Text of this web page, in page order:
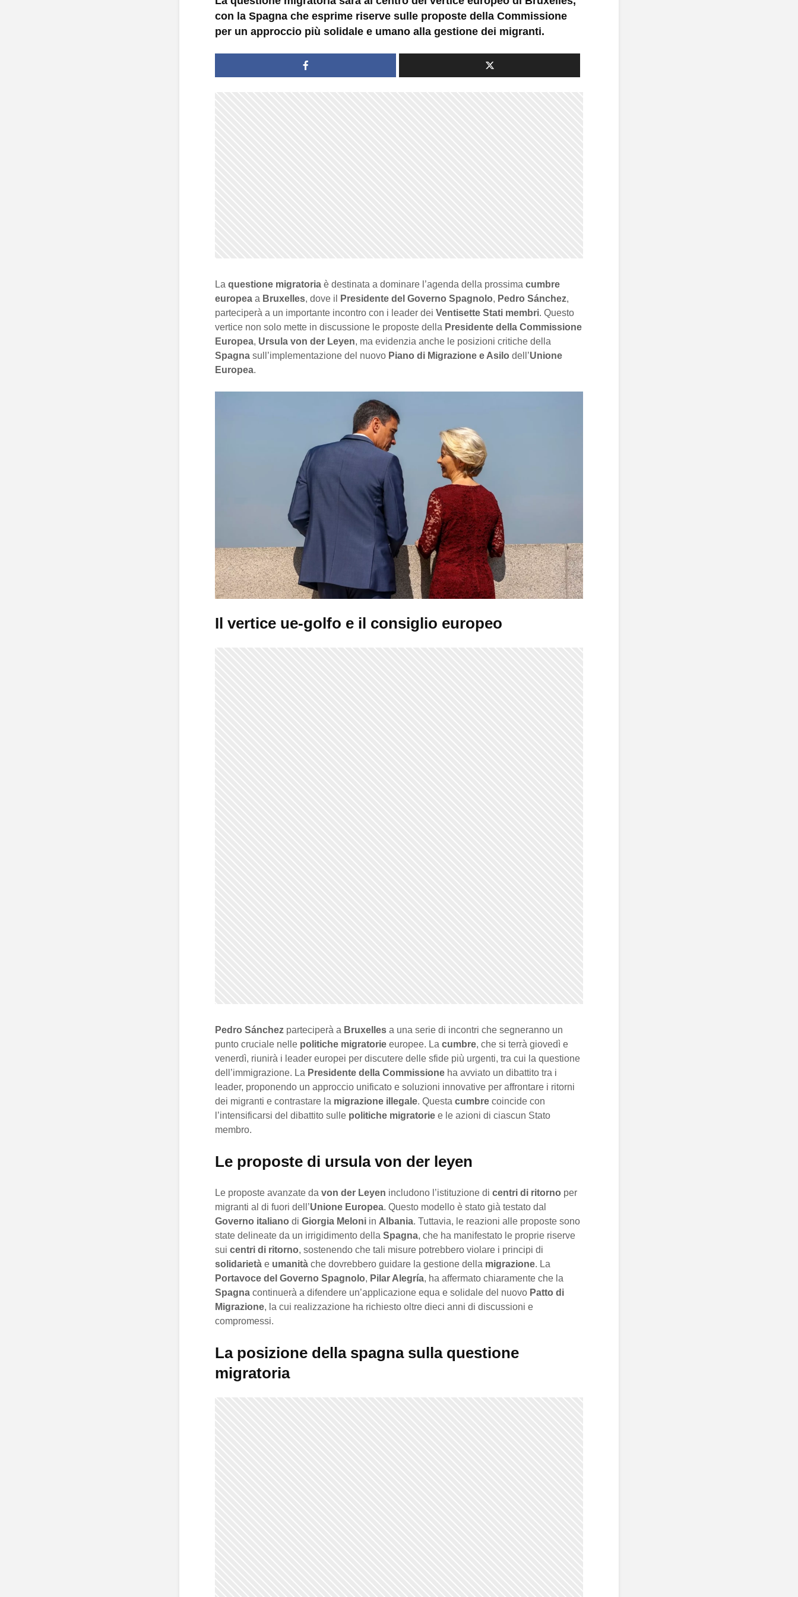
con la Spagna che esprime riserve sulle proposte della Commissione
per un approccio più solidale e umano alla gestione dei migranti.
La questione migratoria è destinata a dominare l’agenda della prossima cumbre
europea a Bruxelles, dove il Presidente del Governo Spagnolo, Pedro Sánchez,
parteciperà a un importante incontro con i leader dei Ventisette Stati membri. Questo
vertice non solo mette in discussione le proposte della Presidente della Commissione
Europea, Ursula von der Leyen, ma evidenzia anche le posizioni critiche della
Spagna sull’implementazione del nuovo Piano di Migrazione e Asilo dell’Unione
Europea.
Il vertice ue-golfo e il consiglio europeo
Pedro Sánchez parteciperà a Bruxelles a una serie di incontri che segneranno un
punto cruciale nelle politiche migratorie europee. La cumbre, che si terrà giovedì e
venerdì, riunirà i leader europei per discutere delle sfide più urgenti, tra cui la questione
dell’immigrazione. La Presidente della Commissione ha avviato un dibattito tra i
leader, proponendo un approccio unificato e soluzioni innovative per affrontare i ritorni
dei migranti e contrastare la migrazione illegale. Questa cumbre coincide con
l’intensificarsi del dibattito sulle politiche migratorie e le azioni di ciascun Stato
membro.
Le proposte di ursula von der leyen
Le proposte avanzate da von der Leyen includono l’istituzione di centri di ritorno per
migranti al di fuori dell’Unione Europea. Questo modello è stato già testato dal
Governo italiano di Giorgia Meloni in Albania. Tuttavia, le reazioni alle proposte sono
state delineate da un irrigidimento della Spagna, che ha manifestato le proprie riserve
sui centri di ritorno, sostenendo che tali misure potrebbero violare i principi di
solidarietà e umanità che dovrebbero guidare la gestione della migrazione. La
Portavoce del Governo Spagnolo, Pilar Alegría, ha affermato chiaramente che la
Spagna continuerà a difendere un’applicazione equa e solidale del nuovo Patto di
Migrazione, la cui realizzazione ha richiesto oltre dieci anni di discussioni e
compromessi.
La posizione della spagna sulla questione
migratoria